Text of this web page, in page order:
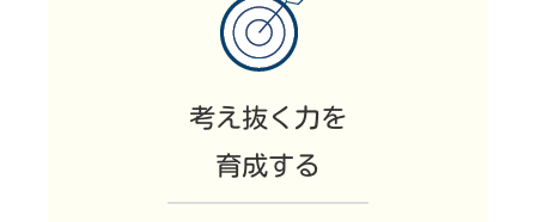
考え抜く力を
育成する